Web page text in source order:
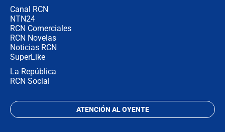
Canal RCN
NTN24
RCN Comerciales
RCN Novelas
Noticias RCN
SuperLike
La República
RCN Social
ATENCIÓN AL OYENTE